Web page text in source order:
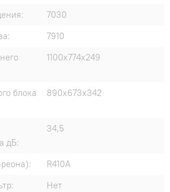
7030
7910
1100x774x249
блока
890x673х342
дБ:
34,5
R410A
Нет